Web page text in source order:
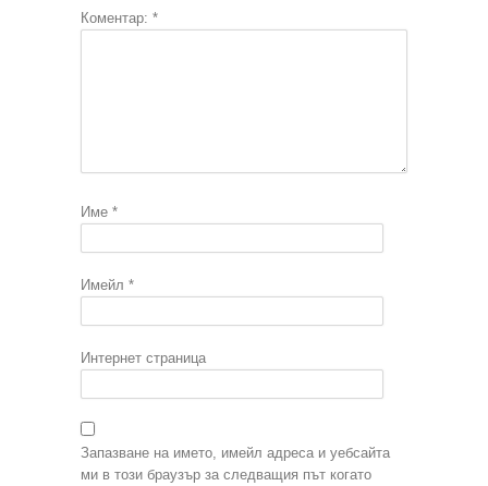
Коментар: *
Име *
Имейл *
Интернет страница
Запазване на името, имейл адреса и уебсайта
ми в този браузър за следващия път когато